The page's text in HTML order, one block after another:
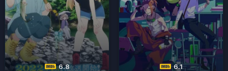
6.8 6.1